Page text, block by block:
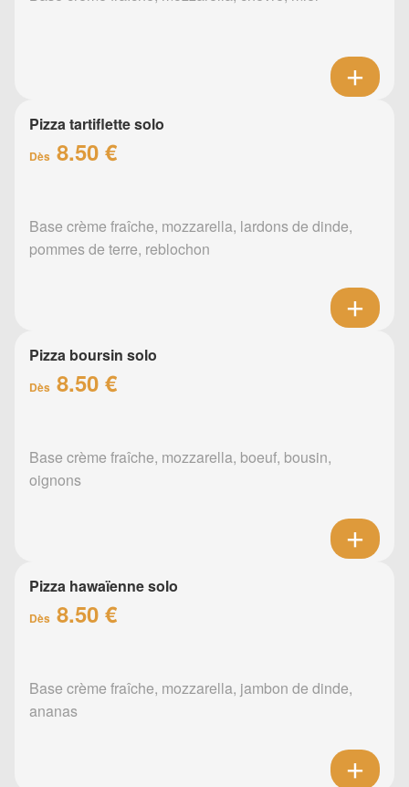
Pizza tartiflette solo
Dès 8.50 €
Base crème fraîche, mozzarella, lardons de dinde,
pommes de terre, reblochon
Pizza boursin solo
Dès 8.50 €
Base crème fraîche, mozzarella, boeuf, bousin,
oignons
Pizza hawaïenne solo
Dès 8.50 €
Base crème fraîche, mozzarella, jambon de dinde,
ananas